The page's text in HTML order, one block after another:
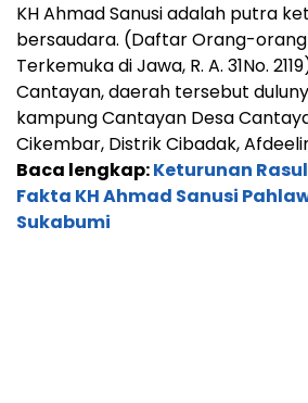
KH Ahmad Sanusi adalah putra
bersaudara. (Daftar Orang-
Terkemuka di Jawa, R. A. 31No.
Cantayan, daerah tersebut
kampung Cantayan Desa
Cikembar, Distrik Cibadak,
Baca lengkap:Keturunan
Fakta KH Ahmad Sanusi
Sukabumi